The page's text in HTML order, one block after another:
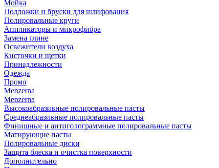
Мойка
Подложки и бруски для шлифования
Полировальные круги
Аппликаторы и микрофибра
Замена глине
Освежители воздуха
Кисточки и щетки
Принадлежности
Одежда
Промо
Menzerna
Menzerna
Высокоабразивные полировальные пасты
Среднеабразивные полировальные пасты
Финишные и антиголограммные полировальные пасты
Матирующие пасты
Полировальные диски
Защита блеска и очистка поверхности
Дополнительно